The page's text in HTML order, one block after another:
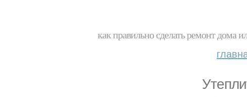
как правильно сделать ремонт дома